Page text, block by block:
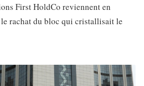
First HoldCo reviennent en
le rachat du bloc qui cristallisait le